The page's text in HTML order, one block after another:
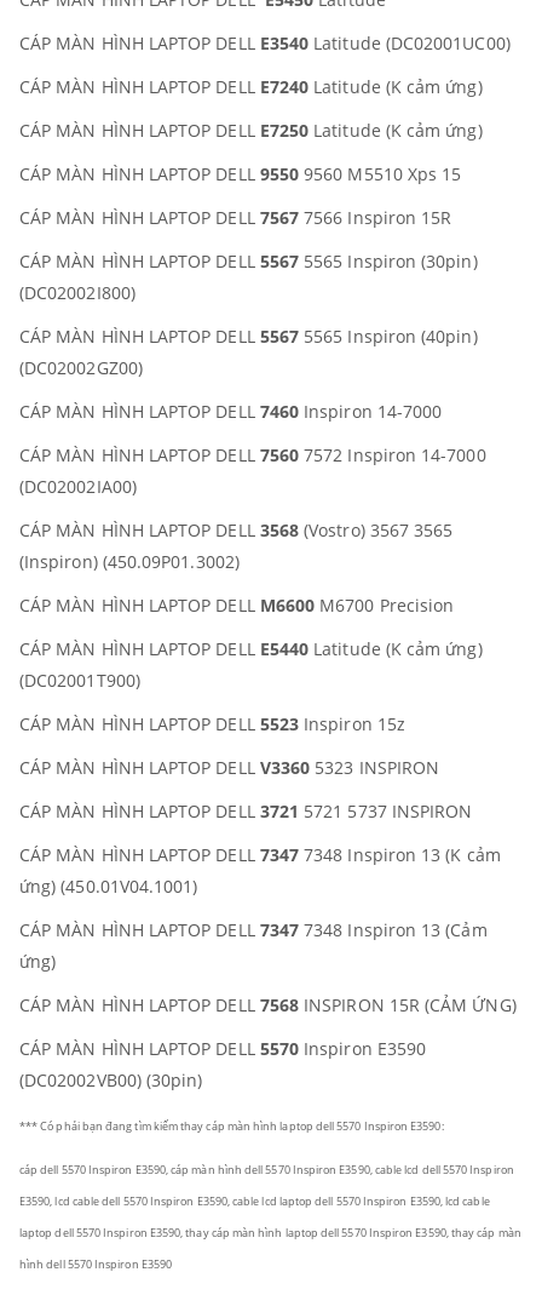
CÁP MÀN HÌNH LAPTOP DELL E3540 Latitude (DC02001UC00)
CÁP MÀN HÌNH LAPTOP DELL E7240 Latitude (K cảm ứng)
CÁP MÀN HÌNH LAPTOP DELL E7250 Latitude (K cảm ứng)
CÁP MÀN HÌNH LAPTOP DELL 9550 9560 M5510 Xps 15
CÁP MÀN HÌNH LAPTOP DELL 7567 7566 Inspiron 15R
CÁP MÀN HÌNH LAPTOP DELL 5567 5565 Inspiron (30pin)
(DC02002I800)
CÁP MÀN HÌNH LAPTOP DELL 5567 5565 Inspiron (40pin)
(DC02002GZ00)
CÁP MÀN HÌNH LAPTOP DELL 7460 Inspiron 14-7000
CÁP MÀN HÌNH LAPTOP DELL 7560 7572 Inspiron 14-7000
(DC02002IA00)
CÁP MÀN HÌNH LAPTOP DELL 3568 (Vostro) 3567 3565
(Inspiron) (450.09P01.3002)
CÁP MÀN HÌNH LAPTOP DELL M6600 M6700 Precision
CÁP MÀN HÌNH LAPTOP DELL E5440 Latitude (K cảm ứng)
(DC02001T900)
CÁP MÀN HÌNH LAPTOP DELL 5523 Inspiron 15z
CÁP MÀN HÌNH LAPTOP DELL V3360 5323 INSPIRON
CÁP MÀN HÌNH LAPTOP DELL 3721 5721 5737 INSPIRON
CÁP MÀN HÌNH LAPTOP DELL 7347 7348 Inspiron 13 (K cảm
ứng) (450.01V04.1001)
CÁP MÀN HÌNH LAPTOP DELL 7347 7348 Inspiron 13 (Cảm
ứng)
CÁP MÀN HÌNH LAPTOP DELL 7568 INSPIRON 15R (CẢM ỨNG)
CÁP MÀN HÌNH LAPTOP DELL 5570 Inspiron E3590
(DC02002VB00) (30pin)
*** Có phải bạn đang tìm kiếm thay cáp màn hình laptop dell 5570 Inspiron E3590:
cáp dell 5570 Inspiron E3590, cáp màn hình dell 5570 Inspiron E3590, cable lcd dell 5570 Inspiron
E3590, lcd cable dell 5570 Inspiron E3590, cable lcd laptop dell 5570 Inspiron E3590, lcd cable
laptop dell 5570 Inspiron E3590, thay cáp màn hình laptop dell 5570 Inspiron E3590, thay cáp màn
hình dell 5570 Inspiron E3590